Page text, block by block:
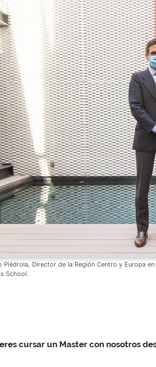
Piédrola, Director de la Región Centro y Europa
School.
cursar un Master con nosotros